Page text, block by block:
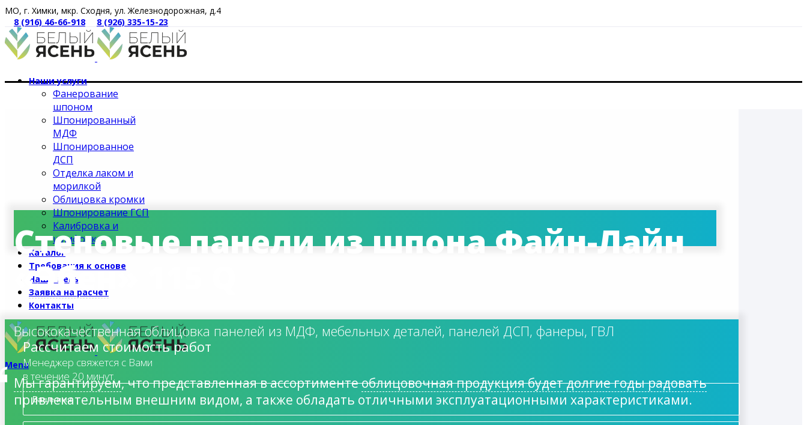
МО, г. Химки, мкр. Сходня, ул. Железнодорожная, д.4
8 (916) 46-66-918
8 (926) 335-15-23
Наши услуги
Фанерование
шпоном
Шпонированный
МДФ
Шпонированное
ДСП
Отделка лаком и
морилкой
Облицовка кромки
Шпонирование ГСП
Калибровка и
шлифовка
Каталог
Требования к основе
Наши цены
Заявка на расчет
Контакты
Menu
Стеновые панели из шпона Файн-Лайн
«Эбен» 115 Q
Высококачественная облицовка панелей из МДФ, мебельных деталей, панелей ДСП, фанеры, ГВЛ
Мы гарантируем, что представленная в ассортиментеоблицовочная продукция будет долгие годы радовать
привлекательным внешним видом, а также обладать отличными эксплуатационными характеристиками.
Рассчитаем стоимость работ
Менеджер свяжется с Вами
в течение 20 минут.